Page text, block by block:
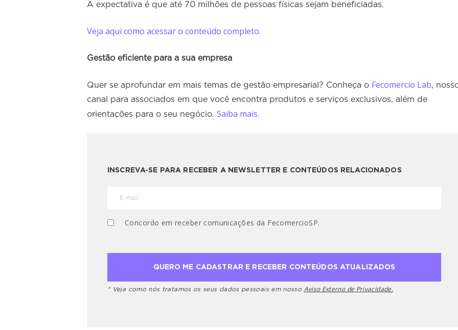
A expectativa é que até 70 milhões de pessoas físicas sejam beneficiadas.
Veja aqui como acessar o conteúdo completo.
Gestão eficiente para a sua empresa
Quer se aprofundar em mais temas de gestão empresarial? Conheça o Fecomercio Lab,
canal para associados em que você encontra produtos e serviços exclusivos, além de
orientações para o seu negócio. Saiba mais.
INSCREVA-SE PARA RECEBER A NEWSLETTER E CONTEÚDOS RELACIONADOS
Concordo em receber comunicações da FecomercioSP.
* Veja como nós tratamos os seus dados pessoais em nosso Aviso Externo de Privacidade.